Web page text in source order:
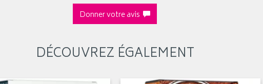
Donner votre avis
DÉCOUVREZ ÉGALEMENT